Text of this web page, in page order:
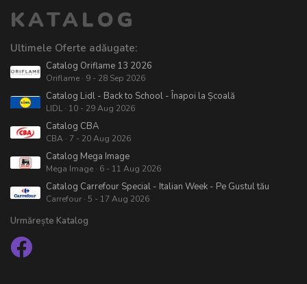
KATALOG
Ultimele Oferte adăugate:
Catalog Oriflame 13 2026
Oriflame · 9 - 28 Sep 2026
Catalog Lidl - Back to School - Înapoi la Școală
LIDL · 10 - 29 Aug 2026
Catalog CBA
CBA · 7 - 20 Aug 2026
Catalog Mega Image
Mega Image · 6 - 11 Aug 2026
Catalog Carrefour Special - Italian Week - Pe Gustul tău
Carrefour · 5 - 17 Aug 2026
Urmărește Katalog